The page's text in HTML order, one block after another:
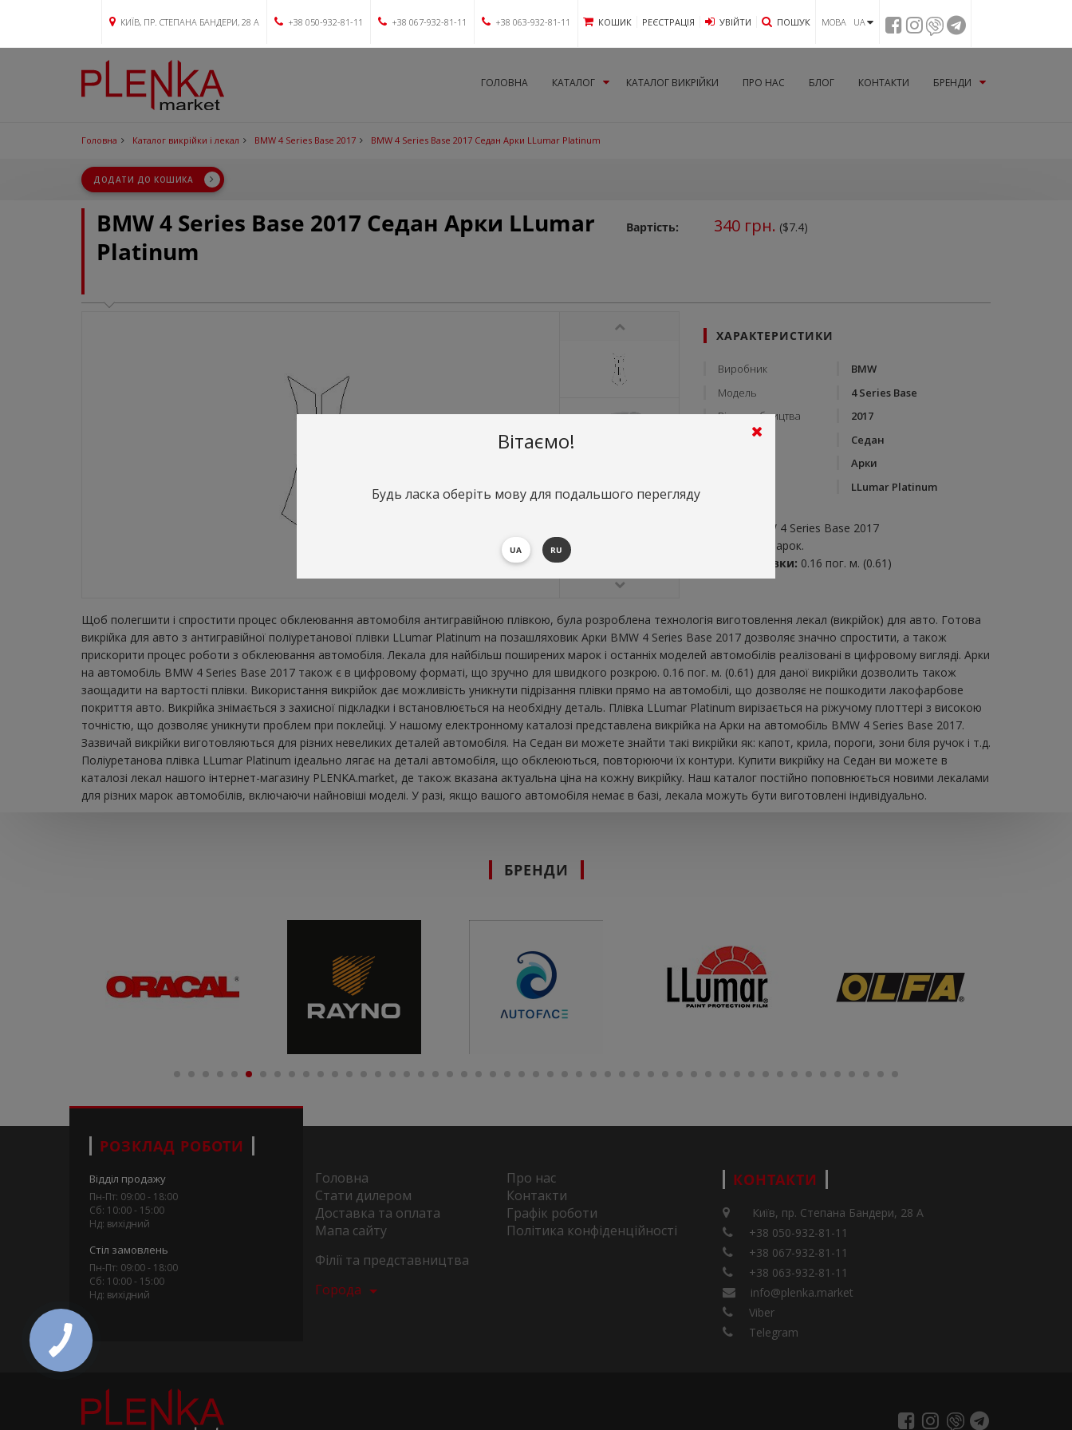
КИЇВ, ПР. СТЕПАНА БАНДЕРИ, 28 А +38 050-932-81-11 +38 067-932-81-11 +38 063-932-81-11 КОШИК РЕЄСТРАЦІЯ УВIЙТИ ПОШУК МОВА UA
ГОЛОВНА КАТАЛОГ КАТАЛОГ ВИКРІЙКИ ПРО НАС БЛОГ КОНТАКТИ БРЕНДИ
Головна Каталог викрійки і лекал BMW 4 Series Base 2017 BMW 4 Series Base 2017 Седан Арки LLumar Platinum
ДОДАТИ ДО КОШИКА
BMW 4 Series Base 2017 Седан Арки LLumar
Platinum
Вартість: 340грн. ($7.4)
ХАРАКТЕРИСТИКИ
Виробник
BMW
Модель
4 Series Base
Рік виробництва
2017
Тип кузову
Седан
Арки
LLumar Platinum
Арки на BMW 4 Series Base 2017
Викрійка для арок.
Витрата плівки: 0.16 пог. м. (0.61)
Щоб полегшити і спростити процес обклеювання автомобіля антигравійною плівкою, була розроблена технологія виготовлення лекал (викрійок) для авто. Готова
викрійка для авто з антигравійної поліуретанової плівки LLumar Platinum на позашляховик Арки BMW 4 Series Base 2017 дозволяє значно спростити, а також
прискорити процес роботи з обклеювання автомобіля. Лекала для найбільш поширених марок і останніх моделей автомобілів реалізовані в цифровому вигляді. Арки
на автомобіль BMW 4 Series Base 2017 також є в цифровому форматі, що зручно для швидкого розкрою. 0.16 пог. м. (0.61) для даної викрійки дозволить також
заощадити на вартості плівки. Використання викрійок дає можливість уникнути підрізання плівки прямо на автомобілі, що дозволяє не пошкодити лакофарбове
покриття авто. Викрійка знімається з захисної підкладки і встановлюється на необхідну деталь. Плівка LLumar Platinum вирізається на ріжучому плоттері з високою
точністю, що дозволяє уникнути проблем при поклейці. У нашому електронному каталозі представлена ​​викрійка на Арки на автомобіль BMW 4 Series Base 2017.
Зазвичай викрійки виготовляються для різних невеликих деталей автомобіля. На Седан ви можете знайти такі викрійки як: капот, крила, пороги, зони біля ручок і т.д.
Поліуретанова плівка LLumar Platinum ідеально лягає на деталі автомобіля, що обклеюються, повторюючи їх контури. Купити викрійку на Седан ви можете в
каталозі лекал нашого інтернет-магазину PLENKA.market, де також вказана актуальна ціна на кожну викрійку. Наш каталог постійно поповнюється новими лекалами
для різних марок автомобілів, включаючи найновіші моделі. У разі, якщо вашого автомобіля немає в базі, лекала можуть бути виготовлені індивідуально.
БРЕНДИ
РОЗКЛАД РОБОТИ
Відділ продажу
Пн-Пт: 09:00 - 18:00
Сб: 10:00 - 15:00
Нд: вихідний
Стіл замовлень
Пн-Пт: 09:00 - 18:00
Сб: 10:00 - 15:00
Нд: вихідний
Головна
Про нас
Стати дилером
Контакти
Доставка та оплата
Графік роботи
Мапа сайту
Політика конфіденційності
Філії та представництва
Города
КОНТАКТИ
Київ, пр. Степана Бандери, 28 А
+38 050-932-81-11
+38 067-932-81-11
+38 063-932-81-11
info@plenka.market
Viber
Telegram
Вітаємо!
Будь ласка оберіть мову для подальшого перегляду
UA RU